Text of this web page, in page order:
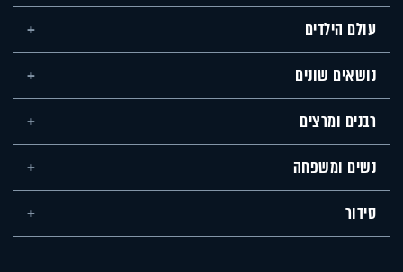
עולם הילדים
נושאים שונים
רבנים ומרצים
נשים ומשפחה
סידור